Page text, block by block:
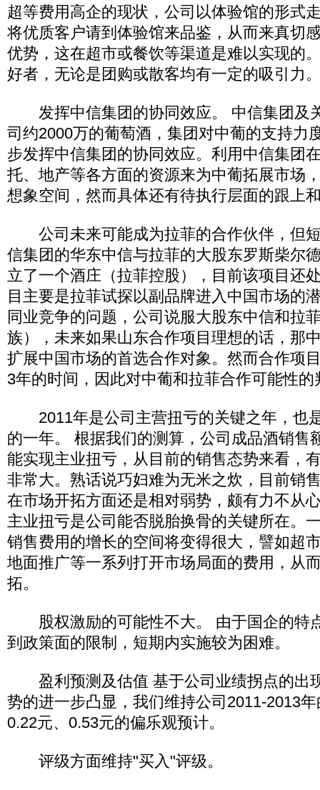
超等费用高企的现状，公司以体验馆的形式
将优质客户请到体验馆来品鉴，从而来真切
优势，这在超市或餐饮等渠道是难以实现的
好者，无论是团购或散客均有一定的吸引力
发挥中信集团的协同效应。 中信集团及
司约2000万的葡萄酒，集团对中葡的支持力
步发挥中信集团的协同效应。利用中信集团
托、地产等各方面的资源来为中葡拓展市场
想象空间，然而具体还有待执行层面的跟上
公司未来可能成为拉菲的合作伙伴，但
信集团的华东中信与拉菲的大股东罗斯柴尔
立了一个酒庄（拉菲控股），目前该项目还
目主要是拉菲试探以副品牌进入中国市场的
同业竞争的问题，公司说服大股东中信和拉
族），未来如果山东合作项目理想的话，那
扩展中国市场的首选合作对象。然而合作项
3年的时间，因此对中葡和拉菲合作可能性
2011年是公司主营扭亏的关键之年，也
的一年。 根据我们的测算，公司成品酒销售
能实现主业扭亏，从目前的销售态势来看，
非常大。熟话说巧妇难为无米之炊，目前销
在市场开拓方面还是相对弱势，颇有力不从
主业扭亏是公司能否脱胎换骨的关键所在。
销售费用的增长的空间将变得很大，譬如超
地面推广等一系列打开市场局面的费用，从
拓。
股权激励的可能性不大。 由于国企的特
到政策面的限制，短期内实施较为困难。
盈利预测及估值 基于公司业绩拐点的出
势的进一步凸显，我们维持公司2011-2013
0.22元、0.53元的偏乐观预计。
评级方面维持"买入"评级。